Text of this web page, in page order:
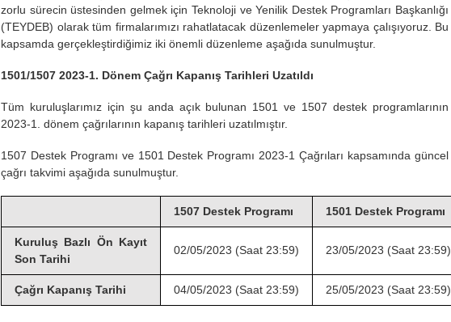
zorlu sürecin üstesinden gelmek için Teknoloji ve Yenilik Destek Programları Başkanlığı
(TEYDEB) olarak tüm firmalarımızı rahatlatacak düzenlemeler yapmaya çalışıyoruz. Bu
kapsamda gerçekleştirdiğimiz iki önemli düzenleme aşağıda sunulmuştur.
1501/1507 2023-1. Dönem Çağrı Kapanış Tarihleri Uzatıldı
Tüm kuruluşlarımız için şu anda açık bulunan 1501 ve 1507 destek programlarının
2023-1. dönem çağrılarının kapanış tarihleri uzatılmıştır.
1507 Destek Programı ve 1501 Destek Programı 2023-1 Çağrıları kapsamında güncel
çağrı takvimi aşağıda sunulmuştur.
1507 Destek Programı 1501 Destek Programı
Kuruluş Bazlı Ön Kayıt
Son Tarihi
02/05/2023 (Saat 23:59) 23/05/2023 (Saat 23:59)
Çağrı Kapanış Tarihi 04/05/2023 (Saat 23:59) 25/05/2023 (Saat 23:59)